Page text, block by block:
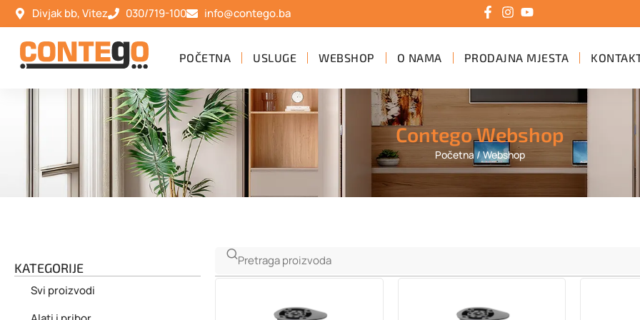
Divjak bb, Vitez 030/719-100 info@contego.ba
POČETNA USLUGE WEBSHOP O NAMA PRODAJNA MJESTA
Contego Webshop
Početna/ Webshop
KATEGORIJE
Svi proizvodi